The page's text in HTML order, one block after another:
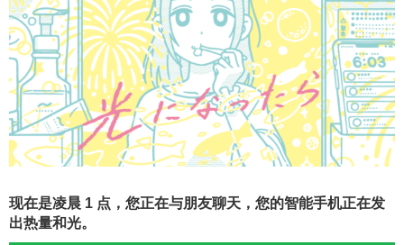
现在是凌晨 1 点，您正在与朋友聊天，您的智能手机正在发
出热量和光。